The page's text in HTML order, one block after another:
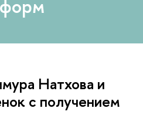
Натхова и
с получением